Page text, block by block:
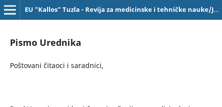
EU "Kallos" Tuzla - Revija za medicinske i tehničke nauke/Journal of Medical and Tehnical Sciences
Pismo Urednika
Poštovani čitaoci i saradnici,